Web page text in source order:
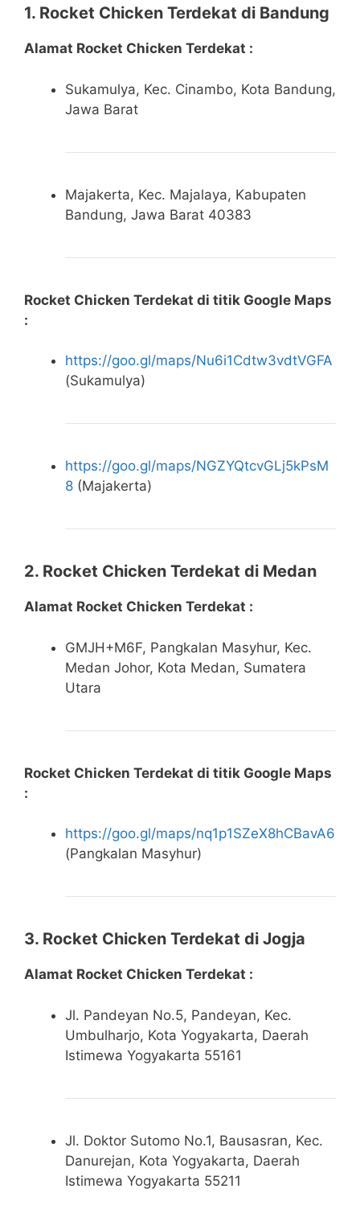
1. Rocket Chicken Terdekat di Bandung
Alamat Rocket Chicken Terdekat :
Sukamulya, Kec. Cinambo, Kota Bandung,
Jawa Barat
Majakerta, Kec. Majalaya, Kabupaten
Bandung, Jawa Barat 40383
Rocket Chicken Terdekat di titik Google Maps
:
https://goo.gl/maps/Nu6i1Cdtw3vdtVGFA
(Sukamulya)
https://goo.gl/maps/NGZYQtcvGLj5kPsM
8 (Majakerta)
2. Rocket Chicken Terdekat di Medan
Alamat Rocket Chicken Terdekat :
GMJH+M6F, Pangkalan Masyhur, Kec.
Medan Johor, Kota Medan, Sumatera
Utara
Rocket Chicken Terdekat di titik Google Maps
:
https://goo.gl/maps/nq1p1SZeX8hCBavA6
(Pangkalan Masyhur)
3. Rocket Chicken Terdekat di Jogja
Alamat Rocket Chicken Terdekat :
Jl. Pandeyan No.5, Pandeyan, Kec.
Umbulharjo, Kota Yogyakarta, Daerah
Istimewa Yogyakarta 55161
Jl. Doktor Sutomo No.1, Bausasran, Kec.
Danurejan, Kota Yogyakarta, Daerah
Istimewa Yogyakarta 55211